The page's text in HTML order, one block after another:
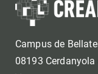
Campus de
08193